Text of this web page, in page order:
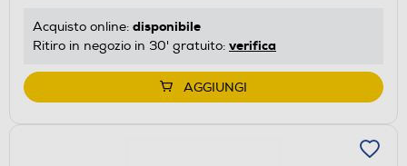
Acquisto online: disponibile
Ritiro in negozio in 30' gratuito: verifica
AGGIUNGI